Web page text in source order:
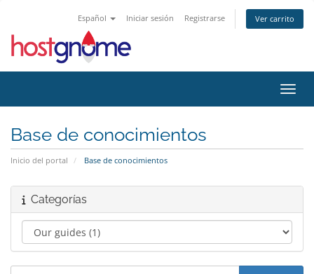
Español Iniciar sesión Registrarse Ver carrito
Base de conocimientos
Inicio del portal Base de conocimientos
Categorías